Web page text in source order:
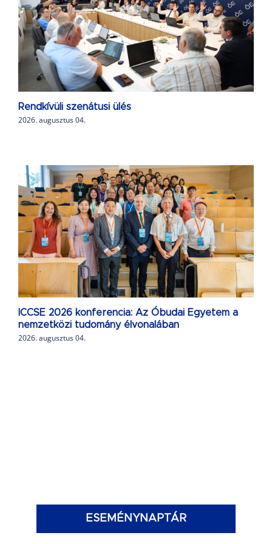
Rendkívüli szenátusi ülés
2026. augusztus 04.
ICCSE 2026 konferencia: Az Óbudai Egyetem a
nemzetközi tudomány élvonalában
2026. augusztus 04.
ESEMÉNYNAPTÁR